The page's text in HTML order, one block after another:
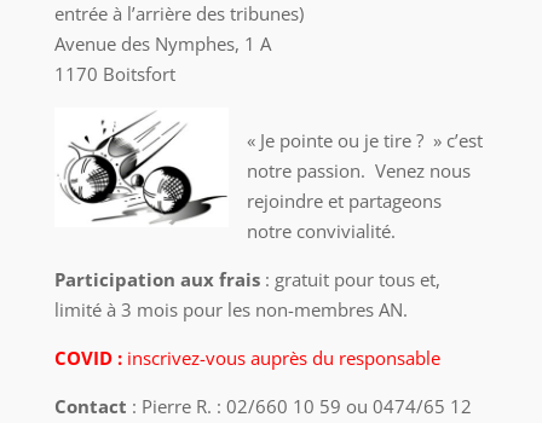
entrée à l’arrière des tribunes)
Avenue des Nymphes, 1 A
1170 Boitsfort
« Je pointe ou je tire ? » c’est
notre passion. Venez nous
rejoindre et partageons
notre convivialité.
Participation aux frais: gratuit pour tous et,
limité à 3 mois pour les non-membres AN.
COVID : inscrivez-vous auprès du responsable
Contact : Pierre R. : 02/660 10 59 ou 0474/65 12